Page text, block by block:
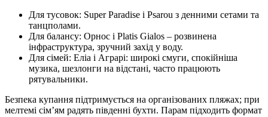
Для тусовок: Super Paradise і Psarou з денними сетами та
танцполами.
Для балансу: Орнос і Platis Gialos – розвинена
інфраструктура, зручний захід у воду.
Для сімей: Еліа і Аграрі: широкі смуги, спокійніша
музика, шезлонги на відстані, часто працюють
рятувальники.
Безпека купання підтримується на організованих пляжах; при
мелтемі сім’ям радять південні бухти. Парам підходить формат